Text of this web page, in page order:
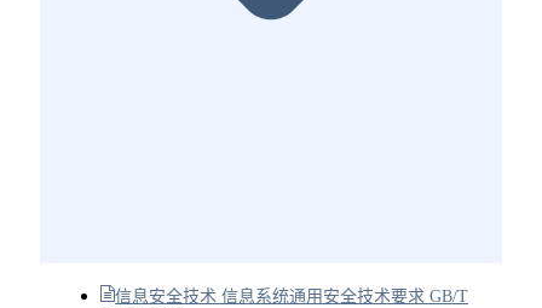
信息安全技术 信息系统通用安全技术要求 GB/T